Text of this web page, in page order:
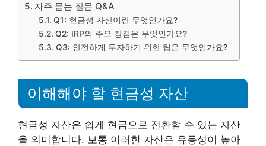
자주 묻는 질문 Q&A
Q1: 현금성 자산이란 무엇인가요?
Q2: IRP의 주요 장점은 무엇인가요?
Q3: 안전하게 투자하기 위한 팁은 무엇인가요?
이해해야 할 현금성 자산
현금성 자산은 쉽게 현금으로 전환할 수 있는 자산
을 의미합니다. 보통 이러한 자산은 유동성이 높아